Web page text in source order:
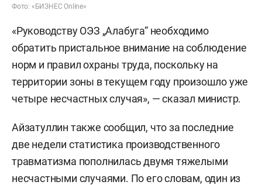
Фото: «БИЗНЕС Online»
«Руководству ОЭЗ „Алабуга“ необходимо
обратить пристальное внимание на соблюдение
норм и правил охраны труда, поскольку на
территории зоны в текущем году произошло уже
четыре несчастных случая», — сказал министр.
Айзатуллин также сообщил, что за последние
две недели статистика производственного
травматизма пополнилась двумя тяжелыми
несчастными случаями. По его словам, один из